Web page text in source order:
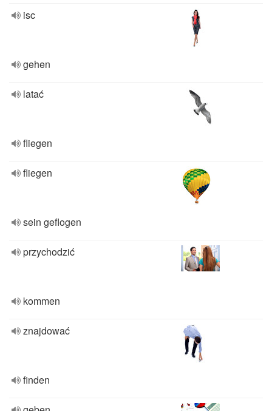
isc
gehen
latać
fliegen
fliegen
sein geflogen
przychodzić
kommen
znajdować
finden